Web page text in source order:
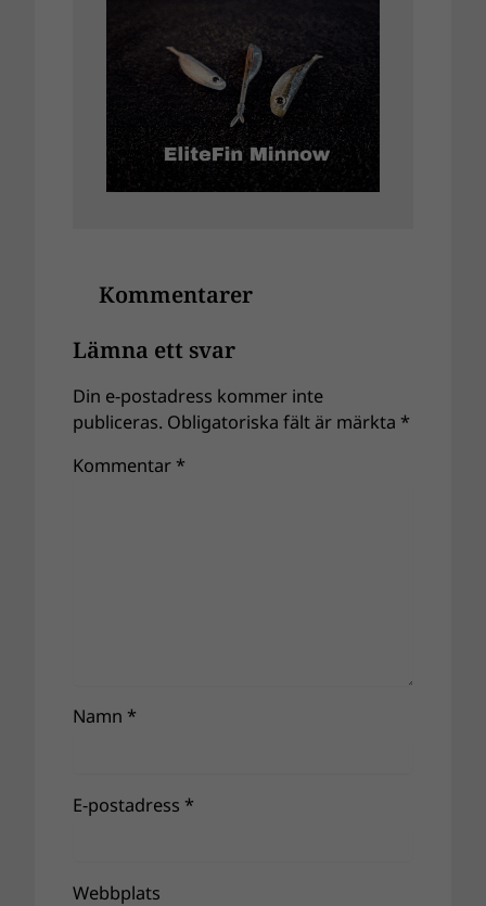
Kommentarer
Lämna ett svar
Din e-postadress kommer inte
publiceras. Obligatoriska fält är märkta *
Kommentar *
Namn *
E-postadress *
Webbplats